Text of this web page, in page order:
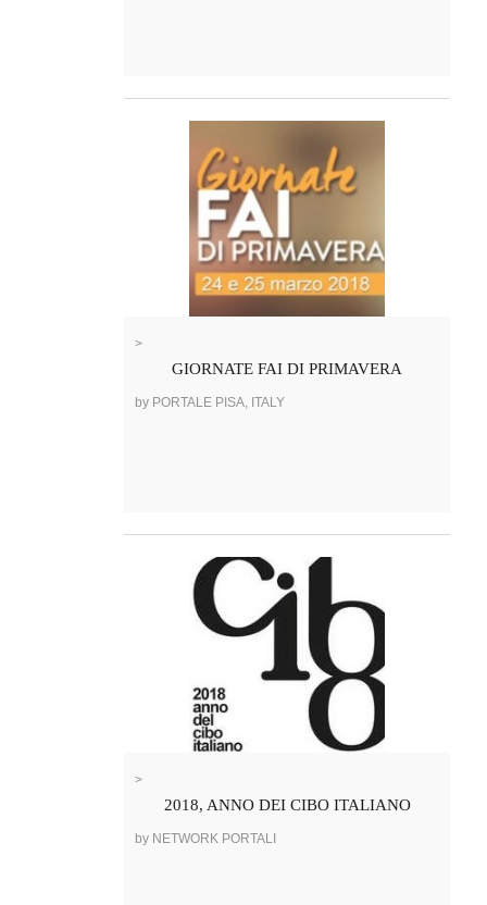
>
GIORNATE FAI DI PRIMAVERA
by PORTALE PISA, ITALY
>
2018, ANNO DEI CIBO ITALIANO
by NETWORK PORTALI